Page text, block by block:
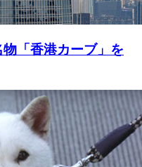
「香港カーブ」を